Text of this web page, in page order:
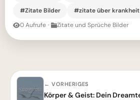
#Zitate Bilder
#zitate über krankheit
0 Aufrufe · Zitate und Sprüche Bilder
← VORHERIGES